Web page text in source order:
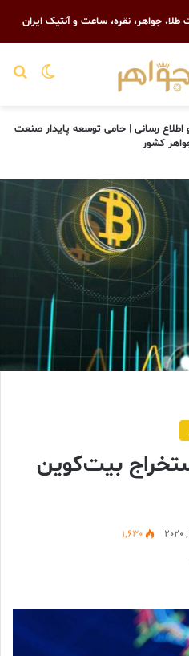
جواهر، نقره، ساعت و آنتیک ایران
تغییر
اطلاع رسانی | حامی توسعه پایدار صنعت
کشور
بیت‌کوین
1,630